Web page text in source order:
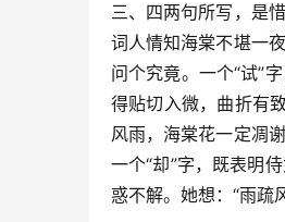
三、四两句所写，是
词人情知海棠不堪一
问个究竟。一个“试”
得贴切入微，曲折有
风雨，海棠花一定凋
一个“却”字，既表明
惑不解。她想：“雨疏